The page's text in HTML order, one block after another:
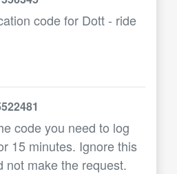
code for Dott - ride
code you need to log
15 minutes. Ignore this
not make the request.